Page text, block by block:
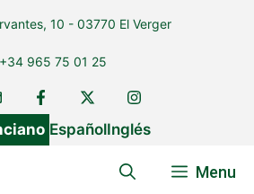
10 - 03770 El Verger
+34 965 75 01 25
EspañolInglés
Menu